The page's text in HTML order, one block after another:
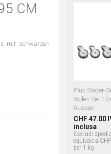
CM
mit schwarzen
Plus Räder-
Rollen-Set 10
Aussen
CHF 47.00
inclusa
Escludi
equivale a
per 1 kg